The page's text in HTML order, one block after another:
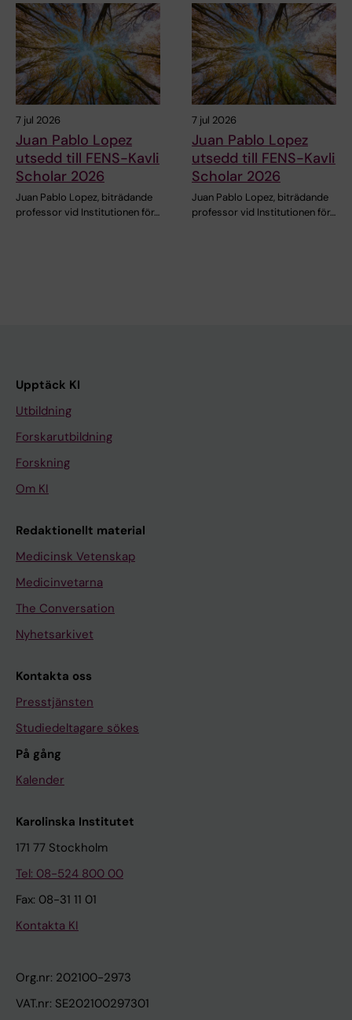
7 jul 2026
Juan Pablo Lopez
utsedd till FENS-Kavli
Scholar 2026
Juan Pablo Lopez, biträdande
professor vid Institutionen för…
7 jul 2026
Juan Pablo Lopez
utsedd till FENS-Kavli
Scholar 2026
Juan Pablo Lopez, biträdande
professor vid Institutionen för…
Upptäck KI
Utbildning
Forskarutbildning
Forskning
Om KI
Redaktionellt material
Medicinsk Vetenskap
Medicinvetarna
The Conversation
Nyhetsarkivet
Kontakta oss
Presstjänsten
Studiedeltagare sökes
På gång
Kalender
Karolinska Institutet
171 77 Stockholm
Tel: 08-524 800 00
Fax: 08-31 11 01
Kontakta KI
Org.nr: 202100-2973
VAT.nr: SE202100297301